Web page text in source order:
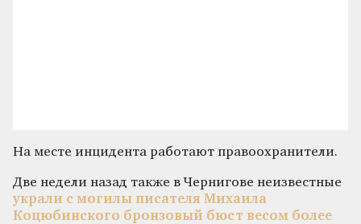
На месте инцидента работают правоохранители.
Две недели назад также в Чернигове неизвестные
украли с могилы писателя Михаила
Коцюбинского бронзовый бюст весом более